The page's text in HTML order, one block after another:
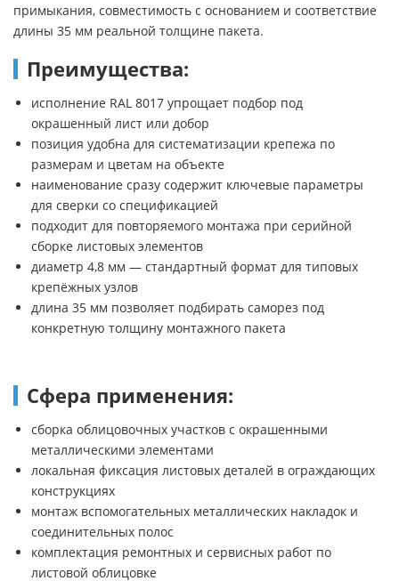
примыкания, совместимость с основанием и соответствие
длины 35 мм реальной толщине пакета.
Преимущества:
исполнение RAL 8017 упрощает подбор под
окрашенный лист или добор
позиция удобна для систематизации крепежа по
размерам и цветам на объекте
наименование сразу содержит ключевые параметры
для сверки со спецификацией
подходит для повторяемого монтажа при серийной
сборке листовых элементов
диаметр 4,8 мм — стандартный формат для типовых
крепёжных узлов
длина 35 мм позволяет подбирать саморез под
конкретную толщину монтажного пакета
Сфера применения:
сборка облицовочных участков с окрашенными
металлическими элементами
локальная фиксация листовых деталей в ограждающих
конструкциях
монтаж вспомогательных металлических накладок и
соединительных полос
комплектация ремонтных и сервисных работ по
листовой облицовке